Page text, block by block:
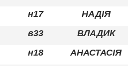
н17
НАДІЯ
в33
ВЛАДИК
н18
АНАСТАСІЯ